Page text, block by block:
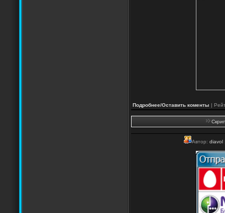
Подробнее/Оставить коменты |
Автор: diavol